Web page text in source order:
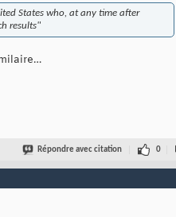
States who, at any time after
results"
Répondre avec citation 0